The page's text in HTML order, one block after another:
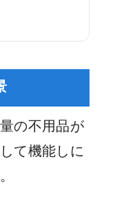
の不用品が
て機能しに